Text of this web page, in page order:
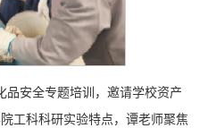
品安全专题培训，邀请学校资产
工科科研实验特点，谭老师聚焦